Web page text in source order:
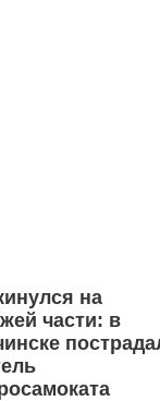
на
части: в